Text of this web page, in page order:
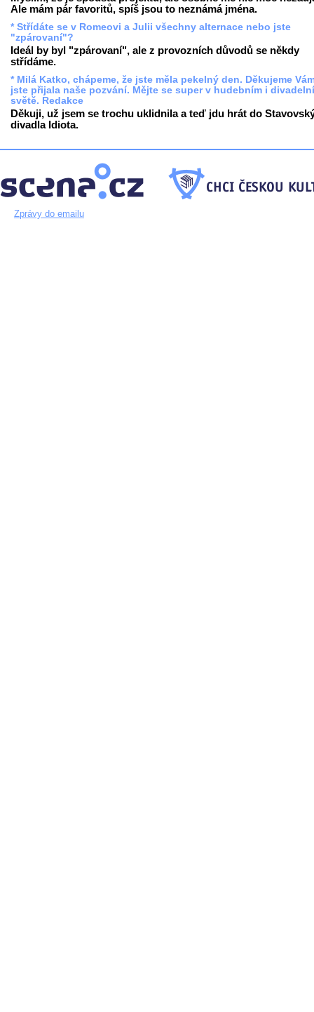
Ale mám pár favoritů, spíš jsou to neznámá jména.
* Střídáte se v Romeovi a Julii všechny alternace nebo jste
"zpárovaní"?
Ideál by byl "zpárovaní", ale z provozních důvodů se někdy
střídáme.
* Milá Katko, chápeme, že jste měla pekelný den. Děkujeme
jste přijala naše pozvání. Mějte se super v hudebním i
světě. Redakce
Děkuji, už jsem se trochu uklidnila a teď jdu hrát do
divadla Idiota.
Zprávy do emailu